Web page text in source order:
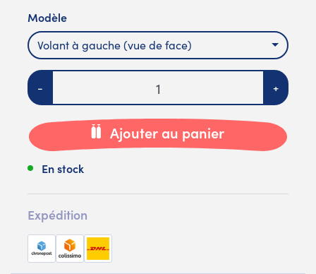
Modèle
Volant à gauche (vue de face)
Quantité
- +
Ajouter au panier
En stock
Expédition